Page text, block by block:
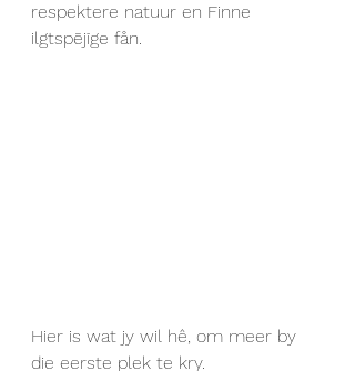
respektere natuur en Finne
ilgtspējīge fån.
Hier is wat jy wil hê, om meer by
die eerste plek te kry.